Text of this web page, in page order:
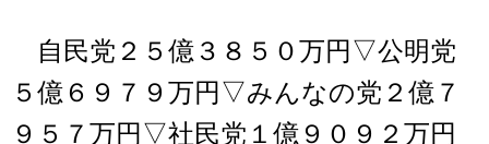
自民党２５億３８５０万円▽公明党
５億６９７９万円▽みんなの党２億７
９５７万円▽社民党１億９０９２万円